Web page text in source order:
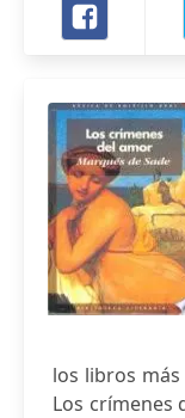
los libros
Los crímenes